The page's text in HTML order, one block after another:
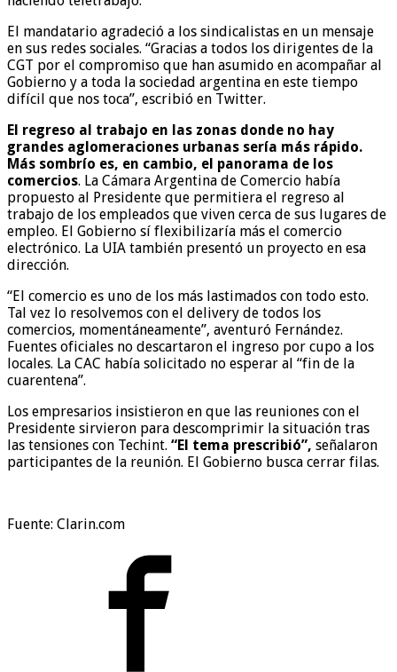
El mandatario agradeció a los sindicalistas en un mensaje
en sus redes sociales. “Gracias a todos los dirigentes de la
CGT por el compromiso que han asumido en acompañar al
Gobierno y a toda la sociedad argentina en este tiempo
difícil que nos toca”, escribió en Twitter.
El regreso al trabajo en las zonas donde no hay
grandes aglomeraciones urbanas sería más rápido.
Más sombrío es, en cambio, el panorama de los
comercios. La Cámara Argentina de Comercio había
propuesto al Presidente que permitiera el regreso al
trabajo de los empleados que viven cerca de sus lugares de
empleo. El Gobierno sí flexibilizaría más el comercio
electrónico. La UIA también presentó un proyecto en esa
dirección.
“El comercio es uno de los más lastimados con todo esto.
Tal vez lo resolvemos con el delivery de todos los
comercios, momentáneamente”, aventuró Fernández.
Fuentes oficiales no descartaron el ingreso por cupo a los
locales. La CAC había solicitado no esperar al “fin de la
cuarentena”.
Los empresarios insistieron en que las reuniones con el
Presidente sirvieron para descomprimir la situación tras
las tensiones con Techint. “El tema prescribió”, señalaron
participantes de la reunión. El Gobierno busca cerrar filas.
Fuente: Clarin.com